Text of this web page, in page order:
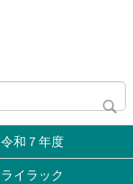
令和７年度
ライラック